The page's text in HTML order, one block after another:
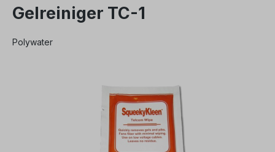
Gelreiniger TC-1
Polywater